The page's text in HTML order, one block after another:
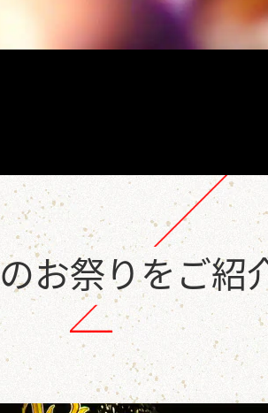
お祭りをご紹